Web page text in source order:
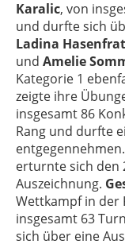
Karalic, von
und durfte sich
Ladina
und Amelie
Kategorie 1
zeigte ihre
insgesamt 86
Rang und durfte
erturnte sich den
Auszeichnung.
Wettkampf in der
insgesamt 63
sich über eine